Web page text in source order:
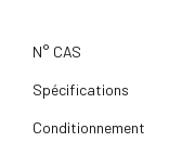
N° CAS
Spécifications
Conditionnement